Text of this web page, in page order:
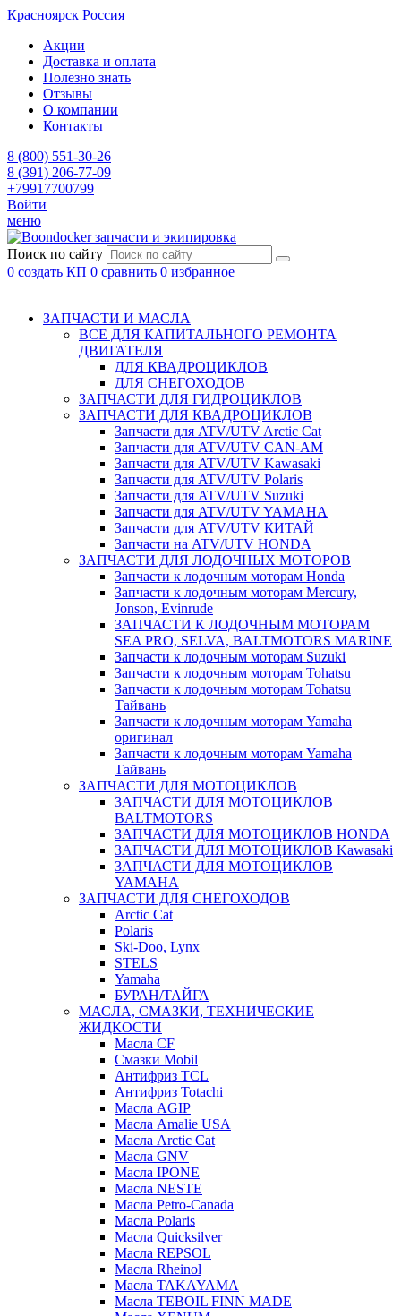
Красноярск Россия
Акции
Доставка и оплата
Полезно знать
Отзывы
О компании
Контакты
8 (800) 551-30-26
8 (391) 206-77-09
+79917700799
Войти
меню
запчасти и экипировка
Поиск по сайту
0 создать КП 0 сравнить 0 избранное
ЗАПЧАСТИ И МАСЛА
ВСЕ ДЛЯ КАПИТАЛЬНОГО РЕМОНТА
ДВИГАТЕЛЯ
ДЛЯ КВАДРОЦИКЛОВ
ДЛЯ СНЕГОХОДОВ
ЗАПЧАСТИ ДЛЯ ГИДРОЦИКЛОВ
ЗАПЧАСТИ ДЛЯ КВАДРОЦИКЛОВ
Запчасти для ATV/UTV Arctic Cat
Запчасти для ATV/UTV CAN-AM
Запчасти для ATV/UTV Kawasaki
Запчасти для ATV/UTV Polaris
Запчасти для ATV/UTV Suzuki
Запчасти для ATV/UTV YAMAHA
Запчасти для ATV/UTV КИТАЙ
Запчасти на ATV/UTV HONDA
ЗАПЧАСТИ ДЛЯ ЛОДОЧНЫХ МОТОРОВ
Запчасти к лодочным моторам Honda
Запчасти к лодочным моторам Mercury,
Jonson, Evinrude
ЗАПЧАСТИ К ЛОДОЧНЫМ МОТОРАМ
SEA PRO, SELVA, BALTMOTORS MARINE
Запчасти к лодочным моторам Suzuki
Запчасти к лодочным моторам Tohatsu
Запчасти к лодочным моторам Tohatsu
Тайвань
Запчасти к лодочным моторам Yamaha
оригинал
Запчасти к лодочным моторам Yamaha
Тайвань
ЗАПЧАСТИ ДЛЯ МОТОЦИКЛОВ
ЗАПЧАСТИ ДЛЯ МОТОЦИКЛОВ
BALTMOTORS
ЗАПЧАСТИ ДЛЯ МОТОЦИКЛОВ HONDA
ЗАПЧАСТИ ДЛЯ МОТОЦИКЛОВ Kawasaki
ЗАПЧАСТИ ДЛЯ МОТОЦИКЛОВ
YAMAHA
ЗАПЧАСТИ ДЛЯ СНЕГОХОДОВ
Arctic Cat
Polaris
Ski-Doo, Lynx
STELS
Yamaha
БУРАН/ТАЙГА
МАСЛА, СМАЗКИ, ТЕХНИЧЕСКИЕ
ЖИДКОСТИ
Масла CF
Смазки Mobil
Антифриз TCL
Антифриз Totachi
Масла AGIP
Масла Amalie USA
Масла Arctic Cat
Масла GNV
Масла IPONE
Масла NESTE
Масла Petro-Canada
Масла Polaris
Масла Quicksilver
Масла REPSOL
Масла Rheinol
Масла TAKAYAMA
Масла TEBOIL FINN MADE